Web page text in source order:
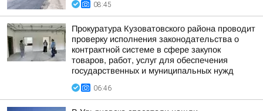
08:45
Прокуратура Кузоватовского района проводит
проверку исполнения законодательства о
контрактной системе в сфере закупок
товаров, работ, услуг для обеспечения
государственных и муниципальных нужд
06:46